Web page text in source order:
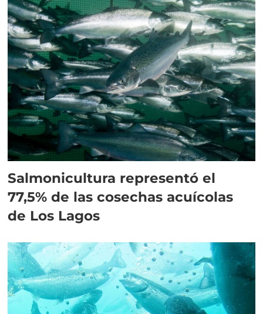
Salmonicultura representó el
77,5% de las cosechas acuícolas
de Los Lagos